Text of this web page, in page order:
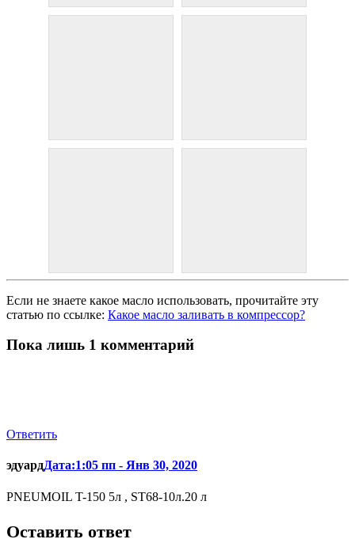
Если не знаете какое масло использовать, прочитайте эту
статью по ссылке: Какое масло заливать в компрессор?
Пока лишь 1 комментарий
Ответить
эдуардДата:1:05 пп - Янв 30, 2020
PNEUMOIL T-150 5л , ST68-10л.20 л
Оставить ответ